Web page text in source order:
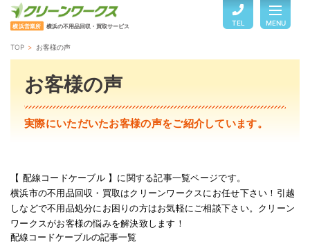
横浜営業所 横浜の不用品回収・買取サービス TEL MENU
サービスのご案内
回収品目・料金
よくある質問
TOP お客様の声
お客様の声
実際にいただいたお客様の声をご紹介しています。
【 配線コードケーブル 】に関する記事一覧ページです。
横浜市の不用品回収・買取はクリーンワークスにお任せ下さい！引越
しなどで不用品処分にお困りの方はお気軽にご相談下さい。クリーン
ワークスがお客様の悩みを解決致します！
配線コードケーブルの記事一覧